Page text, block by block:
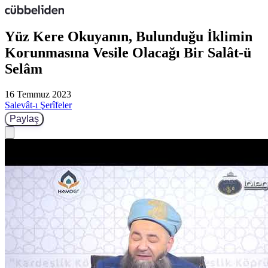
Yüz Kere Okuyanın, Bulunduğu İklimin
Korunmasına Vesile Olacağı Bir Salât-ü
Selâm
16 Temmuz 2023
Salevât-ı Şerîfeler
Paylaş